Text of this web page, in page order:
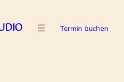
Termin buchen